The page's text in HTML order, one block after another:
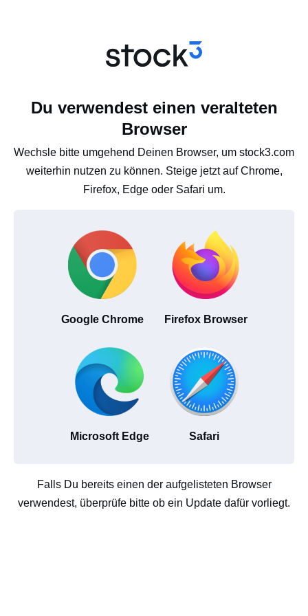
Du verwendest einen veralteten
Browser
Wechsle bitte umgehend Deinen Browser, um stock3.com
weiterhin nutzen zu können. Steige jetzt auf Chrome,
Firefox, Edge oder Safari um.
Google Chrome Firefox Browser
Microsoft Edge Safari
Falls Du bereits einen der aufgelisteten Browser
verwendest, überprüfe bitte ob ein Update dafür vorliegt.